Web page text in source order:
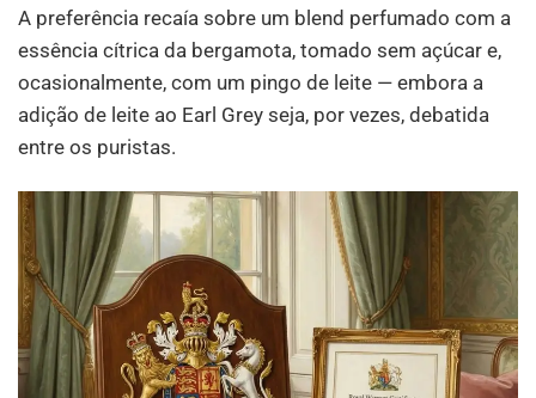
A preferência recaía sobre um blend perfumado com a
essência cítrica da bergamota, tomado sem açúcar e,
ocasionalmente, com um pingo de leite — embora a
adição de leite ao Earl Grey seja, por vezes, debatida
entre os puristas.